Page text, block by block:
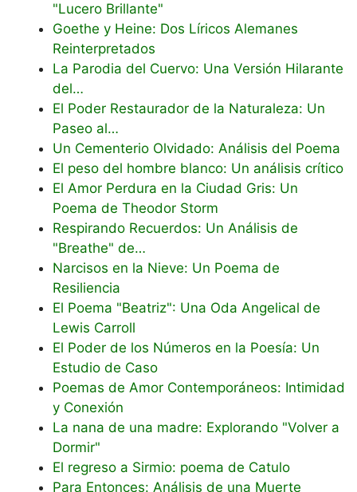
"Lucero Brillante"
Goethe y Heine: Dos Líricos Alemanes
Reinterpretados
La Parodia del Cuervo: Una Versión Hilarante
del…
El Poder Restaurador de la Naturaleza: Un
Paseo al…
Un Cementerio Olvidado: Análisis del Poema
El peso del hombre blanco: Un análisis crítico
El Amor Perdura en la Ciudad Gris: Un
Poema de Theodor Storm
Respirando Recuerdos: Un Análisis de
"Breathe" de…
Narcisos en la Nieve: Un Poema de
Resiliencia
El Poema "Beatriz": Una Oda Angelical de
Lewis Carroll
El Poder de los Números en la Poesía: Un
Estudio de Caso
Poemas de Amor Contemporáneos: Intimidad
y Conexión
La nana de una madre: Explorando "Volver a
Dormir"
El regreso a Sirmio: poema de Catulo
Para Entonces: Análisis de una Muerte